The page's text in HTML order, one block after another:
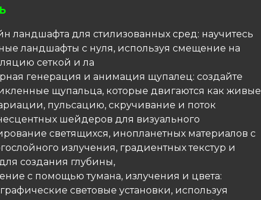
ландшафта для стилизованных сред: научитесь
ландшафты с нуля, используя смещение на
сеткой и ла
генерация и анимация щупалец: создайте
щупальца, которые двигаются как живые
пульсацию, скручивание и поток
шейдеров для визуального
светящихся, инопланетных материалов с
излучения, градиентных текстур и
создания глубины,
с помощью тумана, излучения и цвета:
световые установки, используя